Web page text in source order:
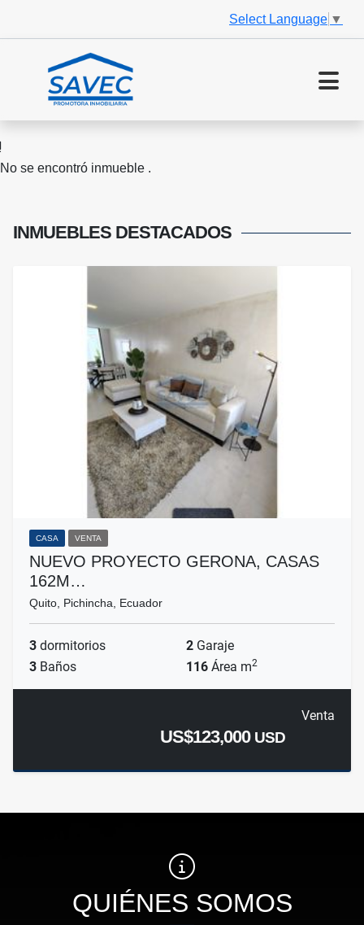
Select Language ▼
No se encontró inmueble .
INMUEBLES DESTACADOS
CASA VENTA
NUEVO PROYECTO GERONA, CASAS
162M…
Quito, Pichincha, Ecuador
3 dormitorios 2 Garaje
3 Baños 116 Área m2
Venta
US$123,000 USD
QUIÉNES SOMOS